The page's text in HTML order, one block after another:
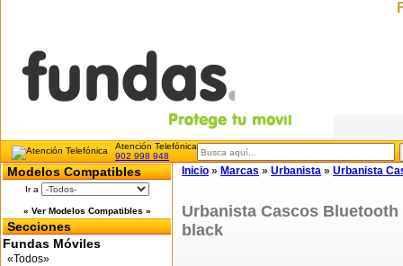
Atención Telefónica
902 998 948
Modelos Compatibles
Ir a
« Ver Modelos Compatibles »
Secciones
Fundas Móviles
«Todos»
Inicio » Marcas » Urbanista » Urbanista
Urbanista Cascos
black